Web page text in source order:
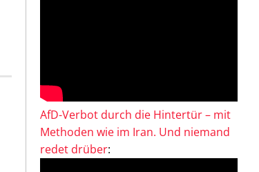
AfD-Verbot durch die Hintertür – mit
Methoden wie im Iran. Und niemand
redet drüber: